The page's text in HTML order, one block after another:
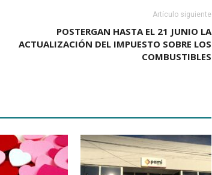
Artículo siguiente
POSTERGAN HASTA EL 21 JUNIO LA
ACTUALIZACIÓN DEL IMPUESTO SOBRE LOS
COMBUSTIBLES